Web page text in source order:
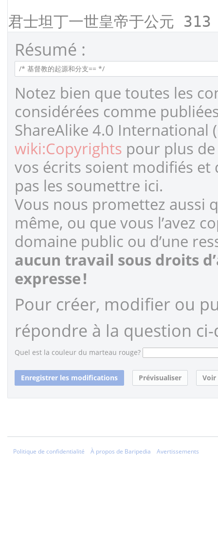
Résumé :
Notez bien que toutes les
considérées comme
ShareAlike 4.0 International
wiki:Copyrights pour plus
vos écrits soient modifiés
pas les soumettre ici.
Vous nous promettez aussi
même, ou que vous l’avez
domaine public ou d’une
aucun travail sous droits
expresse !
Pour créer, modifier ou
répondre à la question ci-
Quel est la couleur du marteau rouge?
Politique de confidentialité À propos de Baripedia Avertissements